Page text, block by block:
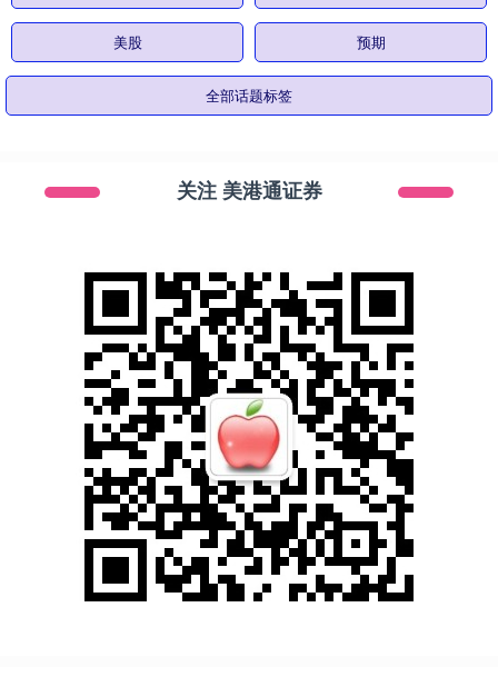
美股 预期
全部话题标签
关注 美港通证券